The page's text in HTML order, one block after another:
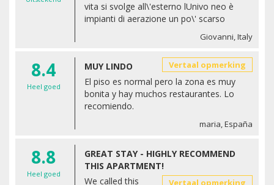
vita si svolge all\'esterno lUnivo neo è
impianti di aerazione un po\' scarso
Giovanni, Italy
8.4
Heel goed
MUY LINDO Vertaal opmerking
El piso es normal pero la zona es muy
bonita y hay muchos restaurantes. Lo
recomiendo.
maria, España
8.8
Heel goed
GREAT STAY - HIGHLY RECOMMEND
THIS APARTMENT!
Vertaal opmerking
We called this